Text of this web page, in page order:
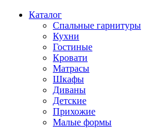
Каталог
Спальные гарнитуры
Кухни
Гостиные
Кровати
Матрасы
Шкафы
Диваны
Детские
Прихожие
Малые формы